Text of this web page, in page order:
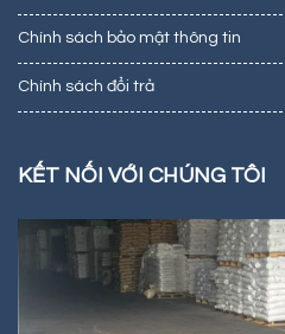
Chính sách bảo mật thông tin
Chính sách đổi trả
KẾT NỐI VỚI CHÚNG TÔI